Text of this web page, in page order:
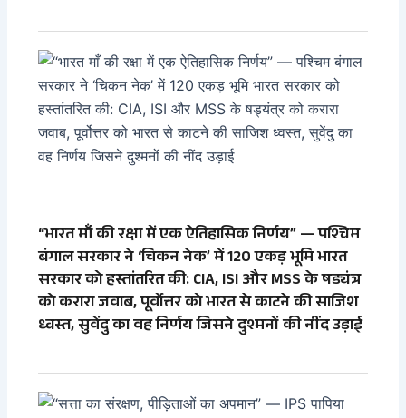
“भारत माँ की रक्षा में एक ऐतिहासिक निर्णय” — पश्चिम
बंगाल सरकार ने ‘चिकन नेक’ में 120 एकड़ भूमि भारत
सरकार को हस्तांतरित की: CIA, ISI और MSS के षड्यंत्र
को करारा जवाब, पूर्वोत्तर को भारत से काटने की साजिश
ध्वस्त, सुवेंदु का वह निर्णय जिसने दुश्मनों की नींद उड़ाई